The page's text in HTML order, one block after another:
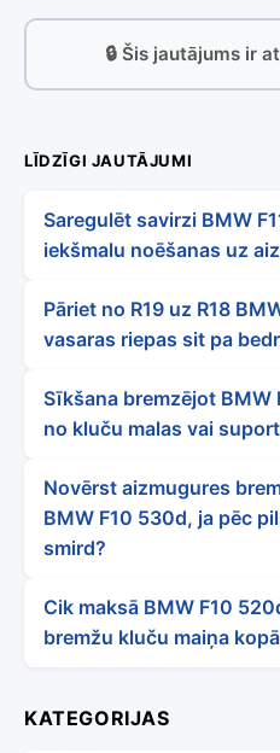
🔒 Šis jautājums ir
LĪDZĪGI JAUTĀJUMI
Saregulēt savirzi BMW
iekšmalu noēšanas uz
Pāriet no R19 uz R18
vasaras riepas sit pa
Sīkšana bremzējot BMW
no kluču malas vai
Novērst aizmugures
BMW F10 530d, ja pēc
smird?
Cik maksā BMW F10
bremžu kluču maiņa
KATEGORIJAS